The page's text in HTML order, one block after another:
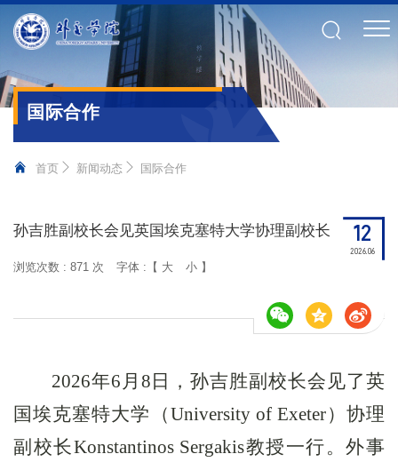
国际合作
首页 新闻动态 国际合作
孙吉胜副校长会见英国埃克塞特大学协理副校长
浏览次数 : 871 次 字体 :【 大 小 】
12
2026.06
2026年6 月 8 日，孙吉胜副校长会见了英
国埃克塞特大学（University of Exeter） 协理
副校长Konstantinos Sergakis教授一行。外事